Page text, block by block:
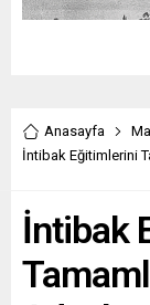
Anasayfa
İntibak Eğitimlerini
İntibak